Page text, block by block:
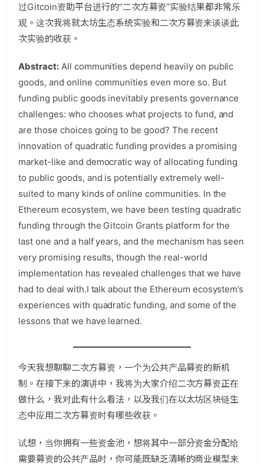
过Gitcoin资助平台进行的“二次方募资”实验结果都非常乐
观。这次我将就太坊生态系统实验和二次方募资来谈谈此
次实验的收获。
Abstract:All communities depend heavily on public
goods, and online communities even more so. But
funding public goods inevitably presents governance
challenges: who chooses what projects to fund, and
are those choices going to be good? The recent
innovation of quadratic funding provides a promising
market-like and democratic way of allocating funding
to public goods, and is potentially extremely well-
suited to many kinds of online communities. In the
Ethereum ecosystem, we have been testing quadratic
funding through the Gitcoin Grants platform for the
last one and a half years, and the mechanism has seen
very promising results, though the real-world
implementation has revealed challenges that we have
had to deal with.I talk about the Ethereum ecosystem’s
experiences with quadratic funding, and some of the
lessons that we have learned.
今天我想聊聊二次方募资，一个为公共产品募资的新机
制。在接下来的演讲中，我将为大家介绍二次方募资正在
做什么，我对此有什么看法，以及我们在以太坊区块链生
态中应用二次方募资时有哪些收获。
试想，当你拥有一些资金池，想将其中一部分资金分配给
需要募资的公共产品时，你可能既缺乏清晰的商业模型来